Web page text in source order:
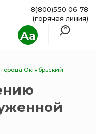
Aa
8(800)550 06 78
(горячая линия)
Октябрьский